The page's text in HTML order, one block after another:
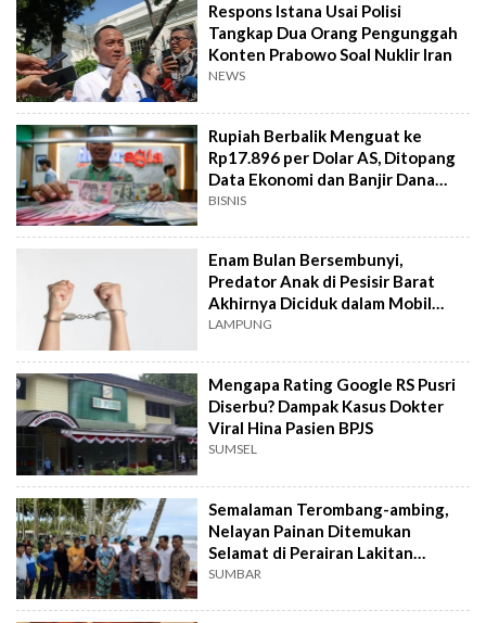
Respons Istana Usai Polisi
Tangkap Dua Orang Pengunggah
Konten Prabowo Soal Nuklir Iran
NEWS
Rupiah Berbalik Menguat ke
Rp17.896 per Dolar AS, Ditopang
Data Ekonomi dan Banjir Dana
Asing
BISNIS
Enam Bulan Bersembunyi,
Predator Anak di Pesisir Barat
Akhirnya Diciduk dalam Mobil
Travel
LAMPUNG
Mengapa Rating Google RS Pusri
Diserbu? Dampak Kasus Dokter
Viral Hina Pasien BPJS
SUMSEL
Semalaman Terombang-ambing,
Nelayan Painan Ditemukan
Selamat di Perairan Lakitan
Selatan
SUMBAR